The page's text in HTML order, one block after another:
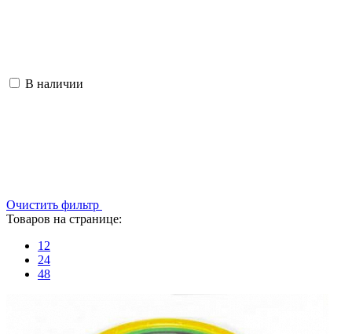
В наличии
Очистить фильтр
Товаров на странице:
12
24
48